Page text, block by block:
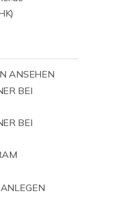
ANSEHEN
BEI
BEI